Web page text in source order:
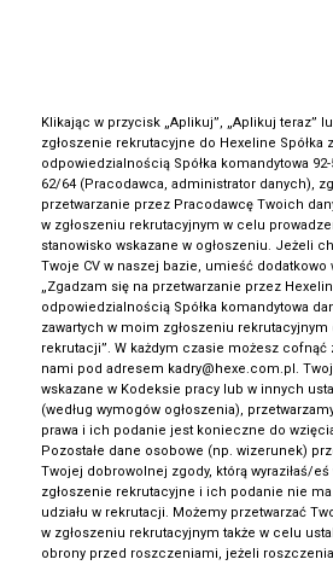
Klikając w przycisk „Aplikuj”, „Aplikuj teraz”
zgłoszenie rekrutacyjne do Hexeline Spółka
odpowiedzialnością Spółka komandytowa
62/64 (Pracodawca, administrator danych),
przetwarzanie przez Pracodawcę Twoich
w zgłoszeniu rekrutacyjnym w celu
stanowisko wskazane w ogłoszeniu. Jeżeli
Twoje CV w naszej bazie, umieść dodatkowo
„Zgadzam się na przetwarzanie przez
odpowiedzialnością Spółka komandytowa
zawartych w moim zgłoszeniu rekrutacyjnym
rekrutacji”. W każdym czasie możesz cofnąć
nami pod adresem kadry@hexe.com.pl.
wskazane w Kodeksie pracy lub w innych
(według wymogów ogłoszenia),
prawa i ich podanie jest konieczne do
Pozostałe dane osobowe (np. wizerunek)
Twojej dobrowolnej zgody, którą wyraziłaś/eś
zgłoszenie rekrutacyjne i ich podanie nie ma
udziału w rekrutacji. Możemy przetwarzać
w zgłoszeniu rekrutacyjnym także w celu
obrony przed roszczeniami, jeżeli